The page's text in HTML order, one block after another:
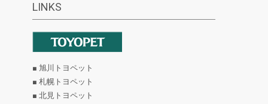
LINKS
■ 旭川トヨペット
■ 札幌トヨペット
■ 北見トヨペット